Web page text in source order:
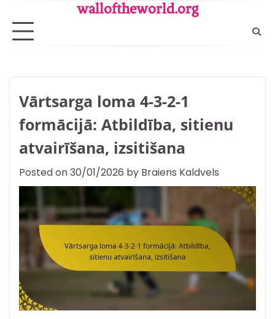
content
walloftheworld.org
Vārtsarga loma 4-3-2-1
formācijā: Atbildība, sitienu
atvairīšana, izsitišana
Posted on30/01/2026 by Braiens Kaldvels